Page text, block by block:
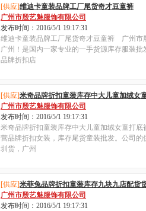
[供应]维迪卡童装品牌工厂尾货奇才豆童裤
广州市殷艺魅服饰有限公司
发布时间：2016/5/1 19:17:31
维迪卡童装品牌工厂尾货奇才豆童裤 广州市
广州！是国内一家专业的一手货源库存服装批
品牌折扣店
[供应]米奇品牌折扣童装库存中大儿童加绒女
广州市殷艺魅服饰有限公司
发布时间：2016/5/1 19:17:31
米奇品牌折扣童装库存中大儿童加绒女童打
营品牌折扣女装，库存尾货童装批发。公司
圳货，广州
[供应]米菲兔品牌折扣童装库存九块九店配货
广州市殷艺魅服饰有限公司
发布时间：2016/5/1 19:17:31